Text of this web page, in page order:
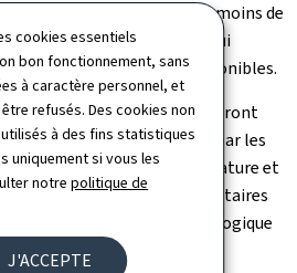
cookies essentiels
bon fonctionnement, sans
à caractère personnel, et
refusés. Des cookies non
à des fins statistiques
uniquement si vous les
notrepolitique de
J'ACCEPTE
afin de consommer moins de
vers des débouchés qui
ressources ligneuses disponibles.
l'entretien des forêts qui seront
climatique, soutenus par les
Pacte Nature et
pour communes et propriétaires
de la diversité biologique
de carbone.